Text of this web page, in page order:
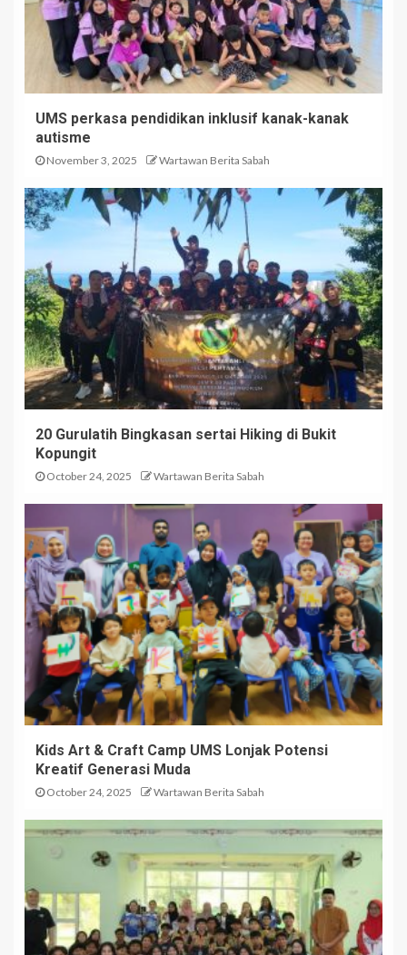
UMS perkasa pendidikan inklusif kanak-kanak
autisme
November 3, 2025 Wartawan Berita Sabah
20 Gurulatih Bingkasan sertai Hiking di Bukit
Kopungit
October 24, 2025 Wartawan Berita Sabah
Kids Art & Craft Camp UMS Lonjak Potensi
Kreatif Generasi Muda
October 24, 2025 Wartawan Berita Sabah